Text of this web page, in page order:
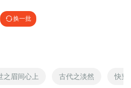
换一批
之眉间心上 古代之淡然 快穿